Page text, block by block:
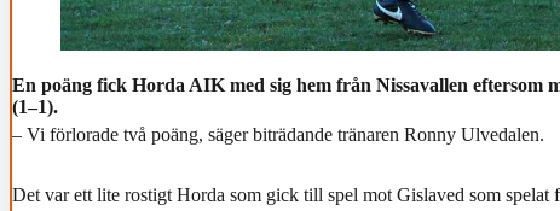
En poäng fick Horda AIK med sig hem från Nissavallen eftersom
(1–1).
– Vi förlorade två poäng, säger biträdande tränaren Ronny Ulvedalen.
Det var ett lite rostigt Horda som gick till spel mot Gislaved som spelat